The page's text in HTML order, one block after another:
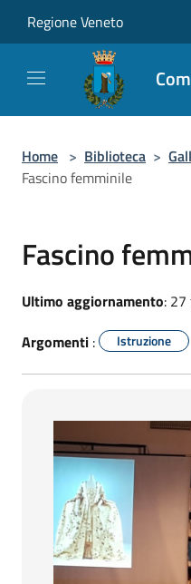
Regione Veneto
Home > Biblioteca >
Fascino femminile
Fascino
Ultimo aggiornamento:
Argomenti : Istruzione
Fascino femminile